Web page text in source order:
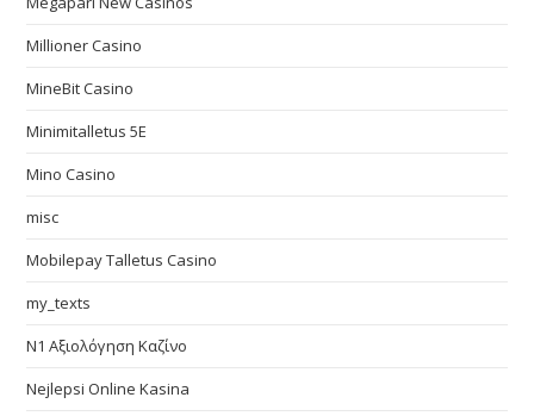
Millioner Casino
MineBit Casino
Minimitalletus 5E
Mino Casino
misc
Mobilepay Talletus Casino
my_texts
N1 Αξιολόγηση Καζίνο
Nejlepsi Online Kasina